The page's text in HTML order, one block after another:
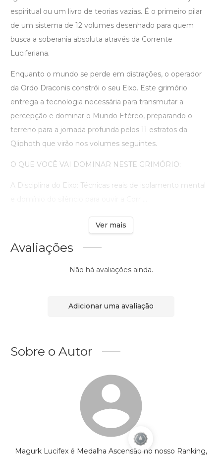
espiritual ou um livro de teorias vazias. É o primeiro pilar
de um sistema de 12 volumes desenhado para quem
busca a soberania absoluta através da Corrente
Luciferiana.
Enquanto o mundo se perde em distrações, o operador
da Ordo Draconis constrói o seu Eixo. Este grimório
entrega a tecnologia necessária para transmutar a
percepção e dominar o Mundo Etéreo, preparando o
terreno para a jornada profunda pelos 11 estratos da
Qliphoth que virão nos volumes seguintes.
O QUE VOCÊ VAI DOMINAR NESTE GRIMÓRIO:
A Disciplina do Eixo: Técnicas reais de isolamento mental
Ver mais
Avaliações
Não há avaliações ainda.
Adicionar uma avaliação
Sobre o Autor
Magurk Lucifex é Medalha Ascensão no nosso Ranking,